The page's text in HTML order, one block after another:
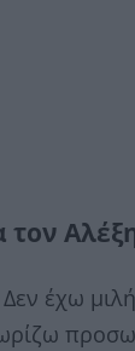
τον
Δεν έχω